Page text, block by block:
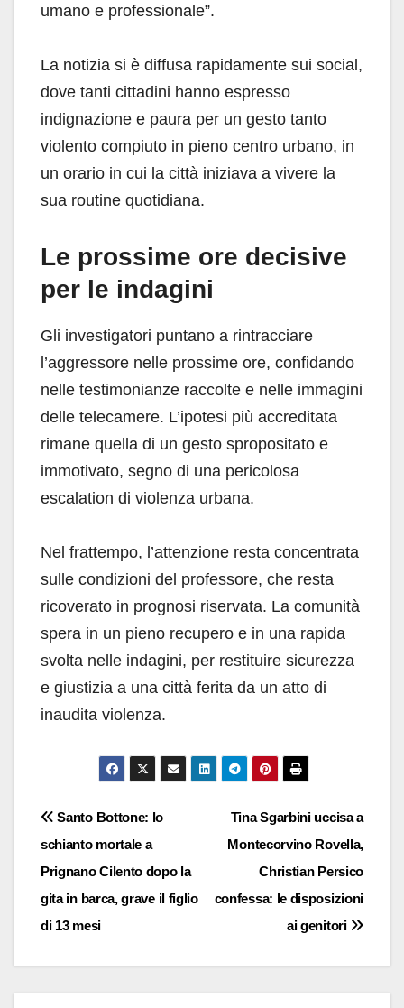
umano e professionale”.
La notizia si è diffusa rapidamente sui social,
dove tanti cittadini hanno espresso
indignazione e paura per un gesto tanto
violento compiuto in pieno centro urbano, in
un orario in cui la città iniziava a vivere la
sua routine quotidiana.
Le prossime ore decisive
per le indagini
Gli investigatori puntano a rintracciare
l’aggressore nelle prossime ore, confidando
nelle testimonianze raccolte e nelle immagini
delle telecamere. L’ipotesi più accreditata
rimane quella di un gesto spropositato e
immotivato, segno di una pericolosa
escalation di violenza urbana.
Nel frattempo, l’attenzione resta concentrata
sulle condizioni del professore, che resta
ricoverato in prognosi riservata. La comunità
spera in un pieno recupero e in una rapida
svolta nelle indagini, per restituire sicurezza
e giustizia a una città ferita da un atto di
inaudita violenza.
Navigazione
articoli
Tina Sgarbini uccisa a
Montecorvino Rovella,
Christian Persico
confessa: le disposizioni
ai genitori
Santo Bottone: lo
schianto mortale a
Prignano Cilento dopo la
gita in barca, grave il figlio
di 13 mesi